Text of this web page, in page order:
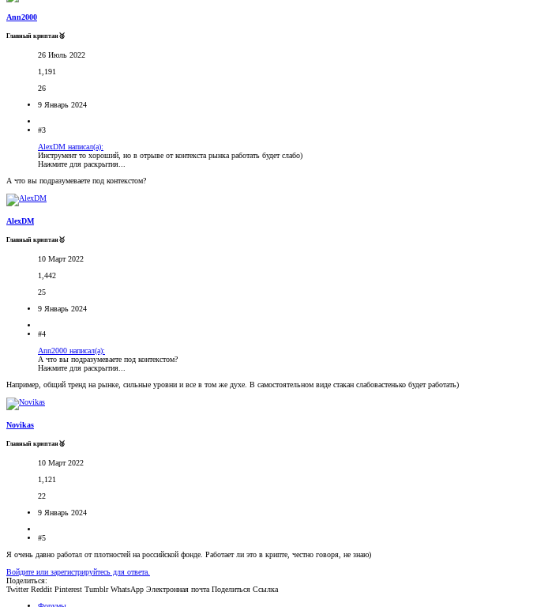
Ann2000
Главный криптан🥈
26 Июль 2022
1,191
26
9 Январь 2024
#3
AlexDM написал(а):
Инструмент то хороший, но в отрыве от контекста рынка работать будет слабо)
Нажмите для раскрытия...
А что вы подразумеваете под контекстом?
AlexDM
Главный криптан🥇
10 Март 2022
1,442
25
9 Январь 2024
#4
Ann2000 написал(а):
А что вы подразумеваете под контекстом?
Нажмите для раскрытия...
Например, общий тренд на рынке, сильные уровни и все в том же духе. В самостоятельном виде стакан слабовастенько будет работать)
Novikas
Главный криптан🥈
10 Март 2022
1,121
22
9 Январь 2024
#5
Я очень давно работал от плотностей на российской фонде. Работает ли это в крипте, честно говоря, не знаю)
Войдите или зарегистрируйтесь для ответа.
Поделиться:
Twitter Reddit Pinterest Tumblr WhatsApp Электронная почта Поделиться Ссылка